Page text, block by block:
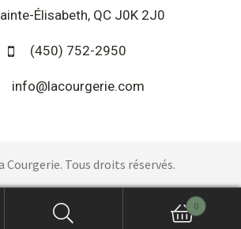
Élisabeth, QC J0K 2J0
(450) 752-2950
info@lacourgerie.com
Courgerie. Tous droits réservés.
0